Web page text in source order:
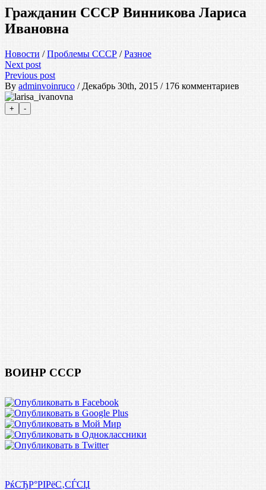
Гражданин СССР Винникова Лариса
Ивановна
Новости /Проблемы СССР /Разное
Next post
Previous post
By adminvoinruco / Декабрь 30th, 2015 / 176 комментариев
ВОИНР СССР
РќСЂР°РІРёС‚СЃСЏ